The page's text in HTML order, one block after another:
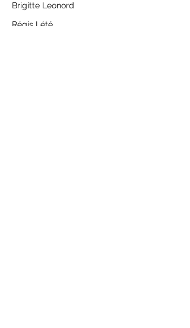
Brigitte Leonord
Régis Lété